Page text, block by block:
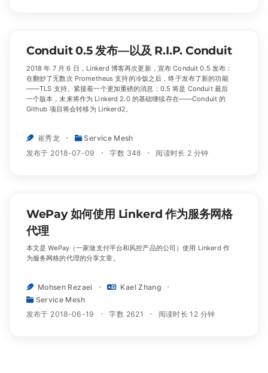
Conduit 0.5 发布—以及 R.I.P. Conduit
2018 年 7 月 6 日，Linkerd 博客再次更新，宣布 Conduit 0.5 发布：
在翻炒了无数次 Prometheus 支持的冷饭之后，终于发布了新的功能
——TLS 支持。紧接着一个更加重磅的消息：0.5 将是 Conduit 最后
一个版本，未来将作为 Linkerd 2.0 的基础继续存在——Conduit 的
Github 项目将会转移为 Linkerd2。
崔秀龙
Service Mesh
发布于 2018-07-09
字数 348 阅读时长 2 分钟
WePay 如何使用 Linkerd 作为服务网格
代理
本文是 WePay（一家做支付平台和风控产品的公司）使用 Linkerd 作
为服务网格的代理的分享文章。
Mohsen Rezaei
Kael Zhang
Service Mesh
发布于 2018-06-19
字数 2621 阅读时长 12 分钟